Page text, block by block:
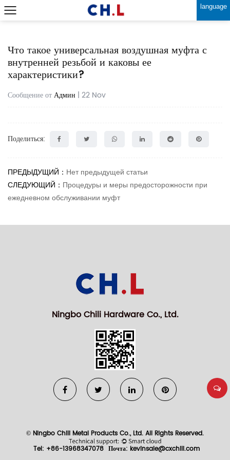
language
Что такое универсальная воздушная муфта с
внутренней резьбой и каковы ее
характеристики?
Сообщение отАдмин | 22 Nov
Поделиться:
ПРЕДЫДУЩИЙ： Нет предыдущей статьи
СЛЕДУЮЩИЙ： Процедуры и меры предосторожности при
ежедневном обслуживании муфт
Ningbo Chili Hardware Co., Ltd.
© Ningbo Chili Metal Products Co., Ltd. All Rights Reserved.
Tel: +86-13968347078 Почта: kevinsale@cxchili.com